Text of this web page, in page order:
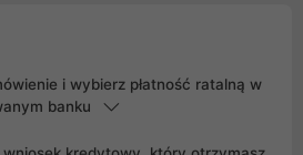
i wybierz płatność ratalną w
banku